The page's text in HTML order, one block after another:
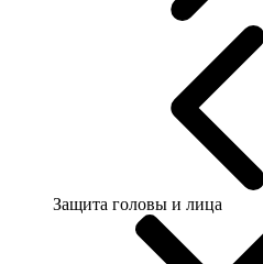
Защита головы и лица